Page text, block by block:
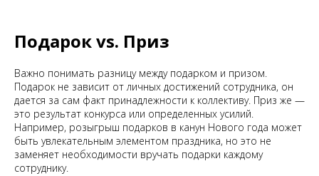
Подарок vs. Приз
Важно понимать разницу между подарком и призом.
Подарок не зависит от личных достижений сотрудника, он
дается за сам факт принадлежности к коллективу. Приз же —
это результат конкурса или определенных усилий.
Например, розыгрыш подарков в канун Нового года может
быть увлекательным элементом праздника, но это не
заменяет необходимости вручать подарки каждому
сотруднику.